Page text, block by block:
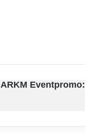
ARKM Eventpromo: